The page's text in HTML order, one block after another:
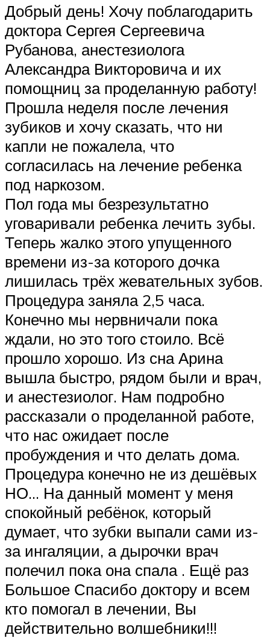
Добрый день! Хочу поблагодарить
доктора Сергея Сергеевича
Рубанова, анестезиолога
Александра Викторовича и их
помощниц за проделанную работу!
Прошла неделя после лечения
зубиков и хочу сказать, что ни
капли не пожалела, что
согласилась на лечение ребенка
под наркозом.
Пол года мы безрезультатно
уговаривали ребенка лечить зубы.
Теперь жалко этого упущенного
времени из-за которого дочка
лишилась трёх жевательных зубов.
Процедура заняла 2,5 часа.
Конечно мы нервничали пока
ждали, но это того стоило. Всё
прошло хорошо. Из сна Арина
вышла быстро, рядом были и врач,
и анестезиолог. Нам подробно
рассказали о проделанной работе,
что нас ожидает после
пробуждения и что делать дома.
Процедура конечно не из дешёвых
НО… На данный момент у меня
спокойный ребёнок, который
думает, что зубки выпали сами из-
за ингаляции, а дырочки врач
полечил пока она спала . Ещё раз
Большое Спасибо доктору и всем
кто помогал в лечении, Вы
действительно волшебники!!!